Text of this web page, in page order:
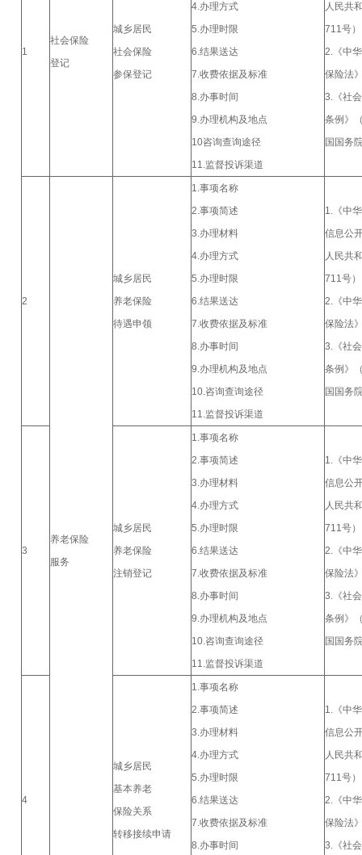
1
社会保险
登记
城乡居民
社会保险
参保登记
4.办理方式
5.办理时限
6.结果送达
7.收费依据及标准
8.办事时间
9.办理机构及地点
10咨询查询途径
11.监督投诉渠道
人民共
711号）
2.《中
保险法
3.《社
条例》
国国务
2
养老保险
服务
城乡居民
养老保险
待遇申领
1.事项名称
2.事项简述
3.办理材料
4.办理方式
5.办理时限
6.结果送达
7.收费依据及标准
8.办事时间
9.办理机构及地点
10.咨询查询途径
11.监督投诉渠道
1.《中
信息公
人民共
711号）
2.《中
保险法
3.《社
条例》
国国务
3
城乡居民
养老保险
注销登记
1.事项名称
2.事项简述
3.办理材料
4.办理方式
5.办理时限
6.结果送达
7.收费依据及标准
8.办事时间
9.办理机构及地点
10.咨询查询途径
11.监督投诉渠道
1.《中
信息公
人民共
711号）
2.《中
保险法
3.《社
条例》
国国务
4
城乡居民
基本养老
保险关系
转移接续申请
1.事项名称
2.事项简述
3.办理材料
4.办理方式
5.办理时限
6.结果送达
7.收费依据及标准
8.办事时间
1.《中
信息公
人民共
711号）
2.《中
保险法
3.《社